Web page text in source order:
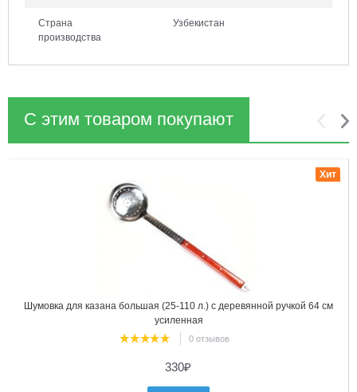
Страна
производства
Узбекистан
С этим товаром покупают
Шумовка для казана большая (25-110 л.) с деревянной ручкой 64 см
усиленная
0 отзывов
Хит
330₽